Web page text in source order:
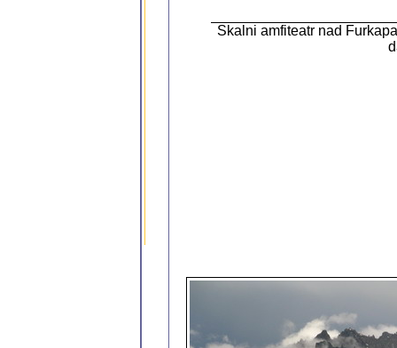
Skalni amfiteatr nad